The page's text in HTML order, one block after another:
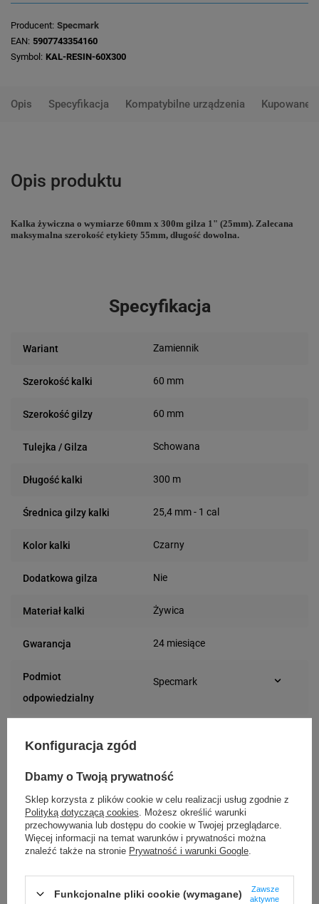
Producent Specmark
EAN 5907743354160
Symbol KAL-RESIN-60X300
Opis Specyfikacja Kompatybilne urządzenia Kupowane
Opis produktu
Kalka żywiczna o wymiarze 60mm x 300m gilza 1" (25mm). Zalecana
maksymalna szerokość etykiety 55mm, długość dowolna.
Specyfikacja
Wariant Zamiennik
Szerokość kalki 60 mm
Szerokość gilzy 60 mm
Tulejka / Gilza Schowana
Długość kalki 300 m
Średnica gilzy kalki 25,4 mm - 1 cal
Kolor kalki Czarny
Dodatkowa gilza Nie
Materiał kalki Żywica
Gwarancja 24 miesiące
Podmiot
odpowiedzialny
Specmark
odpowiedzialne
telefon: 730811399
e-mail: gspr@ptmb.pl
Kompatybilne urządzenia
Konfiguracja zgód
Dbamy o Twoją prywatność
Sklep korzysta z plików cookie w celu realizacji usług zgodnie z
Polityką dotyczącą cookies . Możesz określić warunki
przechowywania lub dostępu do cookie w Twojej przeglądarce.
Więcej informacji na temat warunków i prywatności można
znaleźć także na stronie Prywatność i warunki Google
Funkcjonalne pliki cookie (wymagane)
Zawsze
aktywne